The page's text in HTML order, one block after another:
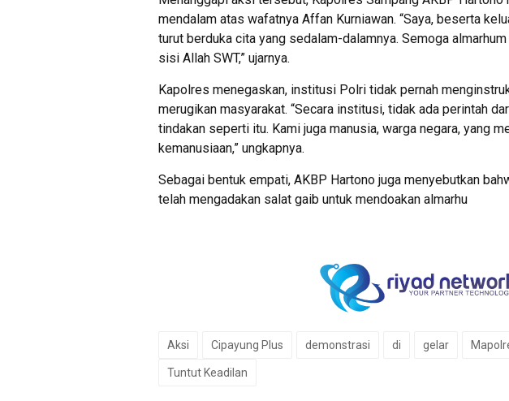
mendalam atas wafatnya Affan Kurniawan. “Saya, beserta
turut berduka cita yang sedalam-dalamnya. Semoga
sisi Allah SWT,” ujarnya.
Kapolres menegaskan, institusi Polri tidak pernah
merugikan masyarakat. “Secara institusi, tidak ada perintah
tindakan seperti itu. Kami juga manusia, warga negara, yang
kemanusiaan,” ungkapnya.
Sebagai bentuk empati, AKBP Hartono juga menyebutkan
telah mengadakan salat gaib untuk mendoakan almarhu
Aksi Cipayung Plus demonstrasi di gelar
Tuntut Keadilan